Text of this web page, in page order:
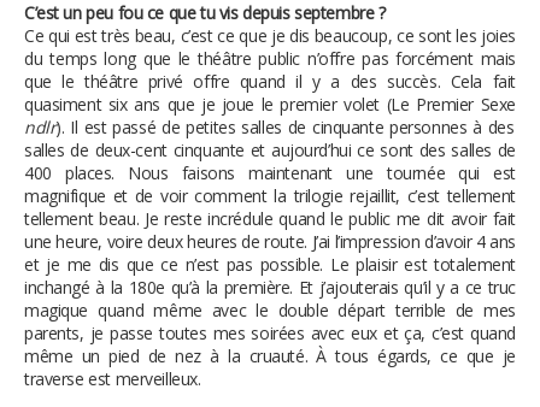
C’est un peu fou ce que tu vis depuis septembre ?
Ce qui est très beau, c’est ce que je dis beaucoup, ce sont les joies
du temps long que le théâtre public n’offre pas forcément mais
que le théâtre privé offre quand il y a des succès. Cela fait
quasiment six ans que je joue le premier volet (Le Premier Sexe
ndlr). Il est passé de petites salles de cinquante personnes à des
salles de deux-cent cinquante et aujourd’hui ce sont des salles de
400 places. Nous faisons maintenant une tournée qui est
magnifique et de voir comment la trilogie rejaillit, c’est tellement
tellement beau. Je reste incrédule quand le public me dit avoir fait
une heure, voire deux heures de route. J’ai l’impression d’avoir 4 ans
et je me dis que ce n’est pas possible. Le plaisir est totalement
inchangé à la 180e qu’à la première. Et j’ajouterais qu’il y a ce truc
magique quand même avec le double départ terrible de mes
parents, je passe toutes mes soirées avec eux et ça, c’est quand
même un pied de nez à la cruauté. À tous égards, ce que je
traverse est merveilleux.